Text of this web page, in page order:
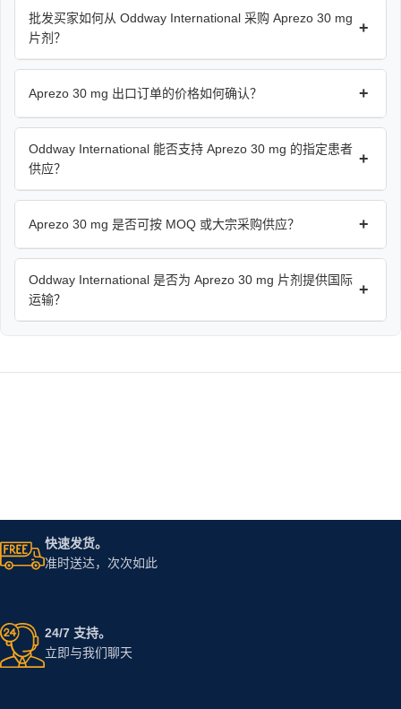
批发买家如何从 Oddway International 采购 Aprezo 30 mg
片剂？
+
Aprezo 30 mg 出口订单的价格如何确认？ +
Oddway International 能否支持 Aprezo 30 mg 的指定患者
供应？
+
Aprezo 30 mg 是否可按 MOQ 或大宗采购供应？ +
Oddway International 是否为 Aprezo 30 mg 片剂提供国际
运输？
+
快速发货。
准时送达，次次如此
24/7 支持。
立即与我们聊天